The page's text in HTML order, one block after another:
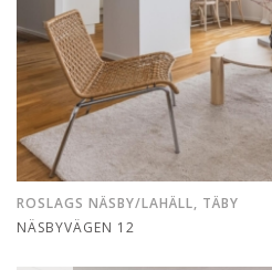
ROSLAGS NÄSBY/LAHÄLL, TÄBY
NÄSBYVÄGEN 12